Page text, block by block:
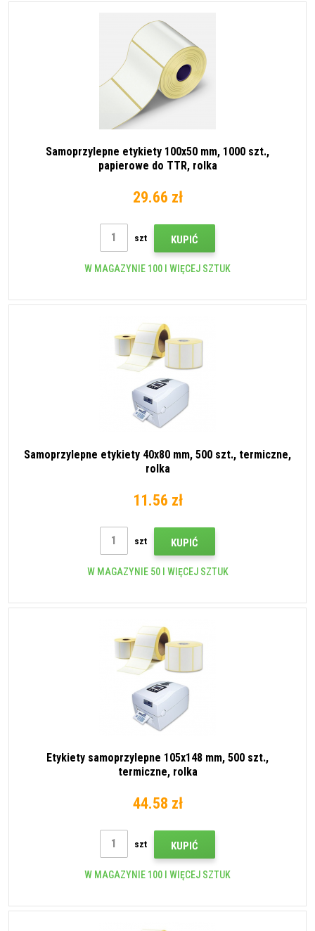
Samoprzylepne etykiety 100x50 mm, 1000 szt.,
papierowe do TTR, rolka
29.66 zł
szt KUPIĆ
W MAGAZYNIE 100 I WIĘCEJ SZTUK
Samoprzylepne etykiety 40x80 mm, 500 szt., termiczne,
rolka
11.56 zł
szt KUPIĆ
W MAGAZYNIE 50 I WIĘCEJ SZTUK
Etykiety samoprzylepne 105x148 mm, 500 szt.,
termiczne, rolka
44.58 zł
szt KUPIĆ
W MAGAZYNIE 100 I WIĘCEJ SZTUK